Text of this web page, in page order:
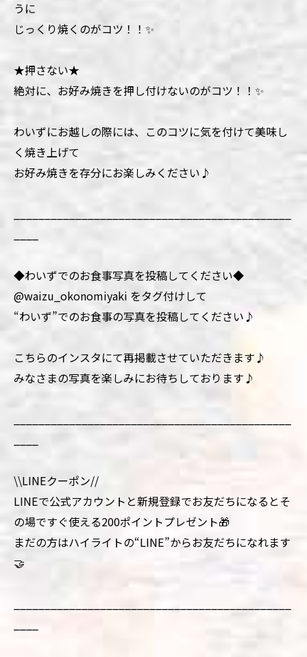
うに
じっくり焼くのがコツ！！✨
★押さない★
絶対に、お好み焼きを押し付けないのがコツ！！✨
わいずにお越しの際には、このコツに気を付けて美味し
く焼き上げて
お好み焼きを存分にお楽しみください♪
◆わいずでのお食事写真を投稿してください◆
@waizu_okonomiyaki をタグ付けして
“わいず”でのお食事の写真を投稿してください♪
こちらのインスタにて再掲載させていただきます♪
みなさまの写真を楽しみにお待ちしております♪
\\LINEクーポン//
LINEで公式アカウントと新規登録でお友だちになるとそ
の場ですぐ使える200ポイントプレゼント🎁
まだの方はハイライトの“LINE”からお友だちになれます
🤝